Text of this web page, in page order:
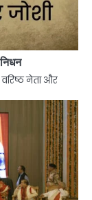
नेता और